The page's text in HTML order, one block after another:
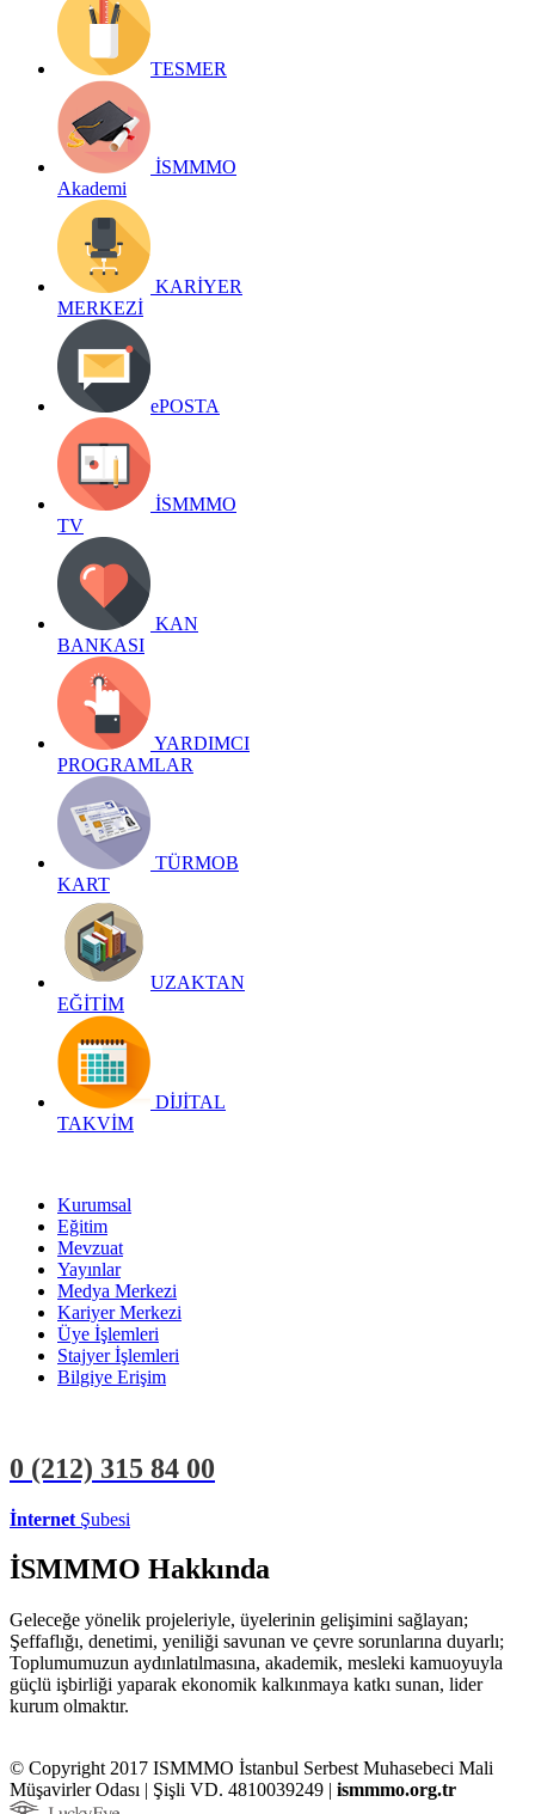
TESMER
İSMMMO
Akademi
KARİYER
MERKEZİ
ePOSTA
İSMMMO
TV
KAN
BANKASI
YARDIMCI
PROGRAMLAR
TÜRMOB
KART
UZAKTAN
EĞİTİM
DİJİTAL
TAKVİM
Kurumsal
Eğitim
Mevzuat
Yayınlar
Medya Merkezi
Kariyer Merkezi
Üye İşlemleri
Stajyer İşlemleri
Bilgiye Erişim
0 (212) 315 84 00
İnternet Şubesi
İSMMMO Hakkında
Geleceğe yönelik projeleriyle, üyelerinin gelişimini sağlayan;
Şeffaflığı, denetimi, yeniliği savunan ve çevre sorunlarına duyarlı;
Toplumumuzun aydınlatılmasına, akademik, mesleki kamuoyuyla
güçlü işbirliği yaparak ekonomik kalkınmaya katkı sunan, lider
kurum olmaktır.
© Copyright 2017 ISMMMO İstanbul Serbest Muhasebeci Mali
Müşavirler Odası | Şişli VD. 4810039249 | ismmmo.org.tr